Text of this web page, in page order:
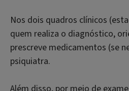
Nos dois quadros clínicos
quem realiza o diagnóstico,
prescreve medicamentos (se
psiquiatra.